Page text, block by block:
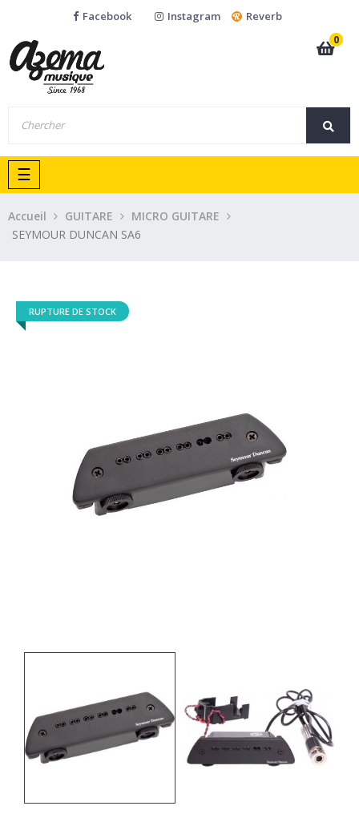
Facebook Instagram
Reverb
0
Basculer
la
navigation
☰
Accueil GUITARE
MICRO GUITARE
SEYMOUR DUNCAN SA6
RUPTURE DE STOCK